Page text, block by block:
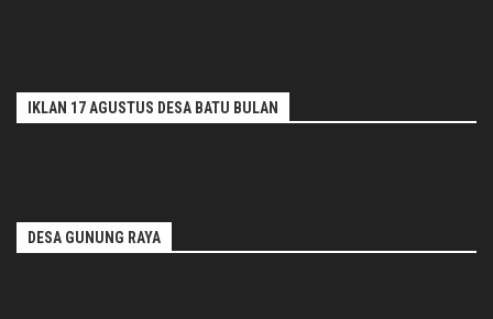
IKLAN 17 AGUSTUS DESA BATU BULAN
DESA GUNUNG RAYA